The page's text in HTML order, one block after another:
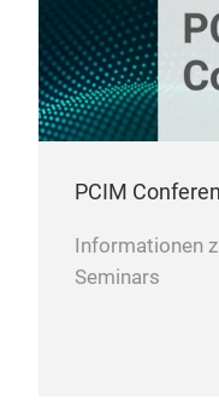
PCIM
Informationen
Seminars